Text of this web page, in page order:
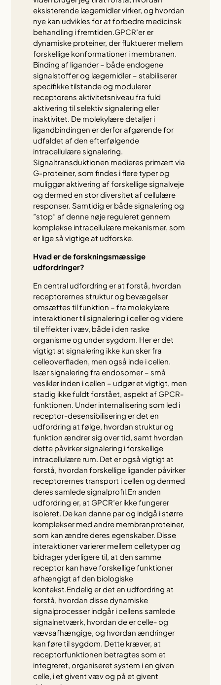
eksisterende lægemidler virker, og hvordan
nye kan udvikles for at forbedre medicinsk
behandling i fremtiden.GPCR’er er
dynamiske proteiner, der fluktuerer mellem
forskellige konformationer i membranen.
Binding af ligander – både endogene
signalstoffer og lægemidler – stabiliserer
specifikke tilstande og modulerer
receptorens aktivitetsniveau fra fuld
aktivering til selektiv signalering eller
inaktivitet. De molekylære detaljer i
ligandbindingen er derfor afgørende for
udfaldet af den efterfølgende
intracellulære signalering.
Signaltransduktionen medieres primært via
G-proteiner, som findes i flere typer og
muliggør aktivering af forskellige signalveje
og dermed en stor diversitet af cellulære
responser. Samtidig er både signalering og
”stop” af denne nøje reguleret gennem
komplekse intracellulære mekanismer, som
er lige så vigtige at udforske.
Hvad er de forskningsmæssige
udfordringer?
En central udfordring er at forstå, hvordan
receptorernes struktur og bevægelser
omsættes til funktion – fra molekylære
interaktioner til signalering i celler og videre
til effekter i væv, både i den raske
organisme og under sygdom. Her er det
vigtigt at signalering ikke kun sker fra
celleoverfladen, men også inde i cellen.
Især signalering fra endosomer – små
vesikler inden i cellen – udgør et vigtigt, men
stadig ikke fuldt forstået, aspekt af GPCR-
funktionen. Under internalisering som led i
receptor-desensibilisering er det en
udfordring at følge, hvordan struktur og
funktion ændrer sig over tid, samt hvordan
dette påvirker signalering i forskellige
intracellulære rum. Det er også vigtigt at
forstå, hvordan forskellige ligander påvirker
receptorernes transport i cellen og dermed
deres samlede signalprofil.En anden
udfordring er, at GPCR’er ikke fungerer
isoleret. De kan danne par og indgå i større
komplekser med andre membranproteiner,
som kan ændre deres egenskaber. Disse
interaktioner varierer mellem celletyper og
bidrager yderligere til, at den samme
receptor kan have forskellige funktioner
afhængigt af den biologiske
kontekst.Endelig er det en udfordring at
forstå, hvordan disse dynamiske
signalprocesser indgår i cellens samlede
signalnetværk, hvordan de er celle- og
vævsafhængige, og hvordan ændringer
kan føre til sygdom. Dette kræver, at
receptorfunktionen betragtes som et
integreret, organiseret system i en given
celle, i et givent væv og på et givent